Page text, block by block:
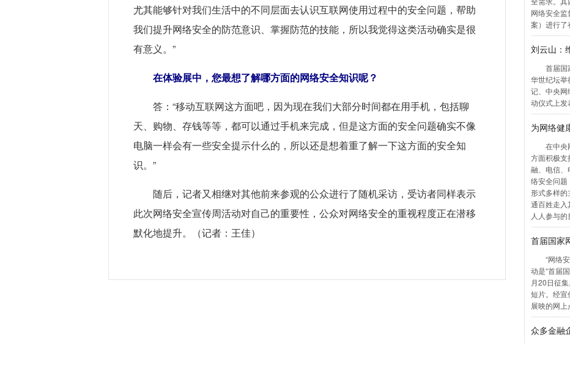
尤其能够针对我们生活中的不同层面去认识互联网使用过程中的安全问题，帮助
我们提升网络安全的防范意识、掌握防范的技能，所以我觉得这类活动确实是很
有意义。”
在体验展中，您最想了解哪方面的网络安全知识呢？
答：“移动互联网这方面吧，因为现在我们大部分时间都在用手机，包括聊
天、购物、存钱等等，都可以通过手机来完成，但是这方面的安全问题确实不像
电脑一样会有一些安全提示什么的，所以还是想着重了解一下这方面的安全知
识。”
随后，记者又相继对其他前来参观的公众进行了随机采访，受访者同样表示
此次网络安全宣传周活动对自己的重要性，公众对网络安全的重视程度正在潜移
默化地提升。（记者：王佳）